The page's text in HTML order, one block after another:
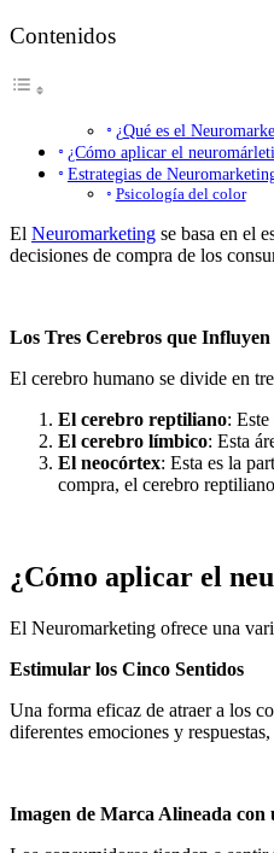
Contenidos
¿Qué es el
¿Cómo aplicar el
Estrategias de
Psicología del color
El Neuromarketing se basa en el
decisiones de compra de los
Los Tres Cerebros que
El cerebro humano se divide en
El cerebro reptiliano:
El cerebro límbico: Esta
El neocórtex: Esta es la
compra, el cerebro
¿Cómo aplicar el
El Neuromarketing ofrece una
Estimular los Cinco Sentidos
Una forma eficaz de atraer a los
diferentes emociones y
Imagen de Marca Alineada con